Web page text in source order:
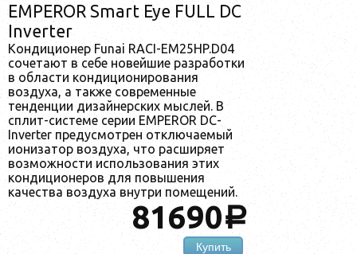
EMPEROR Smart Eye FULL DC
Inverter
Кондиционер Funai RACI-EM25HP.D04
сочетают в себе новейшие разработки
в области кондиционирования
воздуха, а также современные
тенденции дизайнерских мыслей. В
сплит-системе серии EMPEROR DC-
Inverter предусмотрен отключаемый
ионизатор воздуха, что расширяет
возможности использования этих
кондиционеров для повышения
качества воздуха внутри помещений.
81690a
Купить